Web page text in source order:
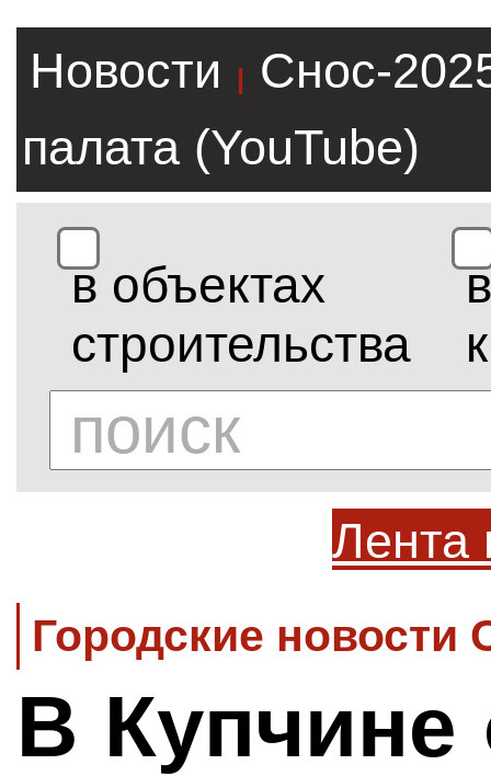
Новости |
Снос-
палата (YouTube)
в объектах
строительства
в
Лента
Городские новости
В